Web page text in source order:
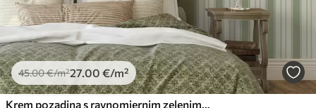
45.00€/m²27.00 €/m²
Krem pozadina s ravnomjernim zelenim okomitim prugama